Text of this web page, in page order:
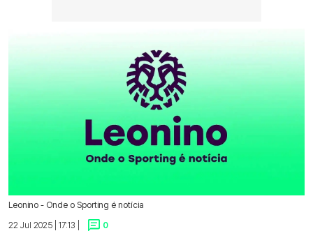
Leonino - Onde o Sporting é notícia
22 Jul 2025 | 17:13 |
0